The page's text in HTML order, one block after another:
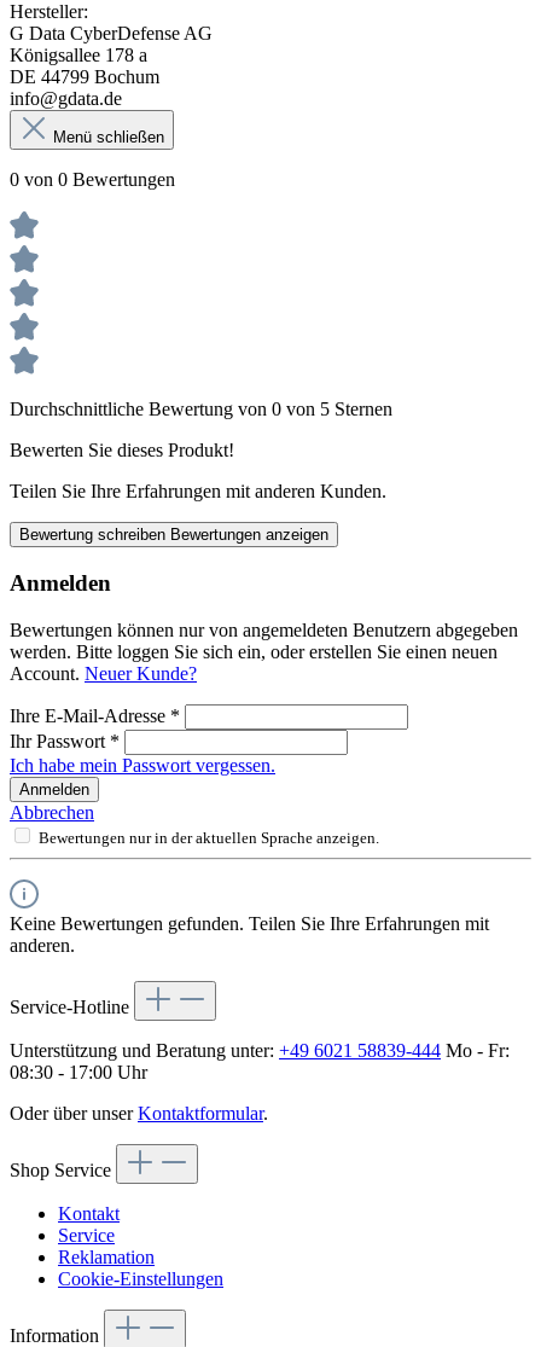
Hersteller:
G Data CyberDefense AG
Königsallee 178 a
DE 44799 Bochum
info@gdata.de
Menü schließen
0 von 0 Bewertungen
Durchschnittliche Bewertung von 0 von 5 Sternen
Bewerten Sie dieses Produkt!
Teilen Sie Ihre Erfahrungen mit anderen Kunden.
Bewertung schreiben Bewertungen anzeigen
Anmelden
Bewertungen können nur von angemeldeten Benutzern abgegeben
werden. Bitte loggen Sie sich ein, oder erstellen Sie einen neuen
Account. Neuer Kunde?
Ihre E-Mail-Adresse *
Ihr Passwort *
Ich habe mein Passwort vergessen.
Anmelden
Abbrechen
Bewertungen nur in der aktuellen Sprache anzeigen.
Keine Bewertungen gefunden. Teilen Sie Ihre Erfahrungen mit
anderen.
Service-Hotline
Unterstützung und Beratung unter: +49 6021 58839-444 Mo - Fr:
08:30 - 17:00 Uhr
Oder über unserKontaktformular.
Shop Service
Kontakt
Service
Reklamation
Cookie-Einstellungen
Information